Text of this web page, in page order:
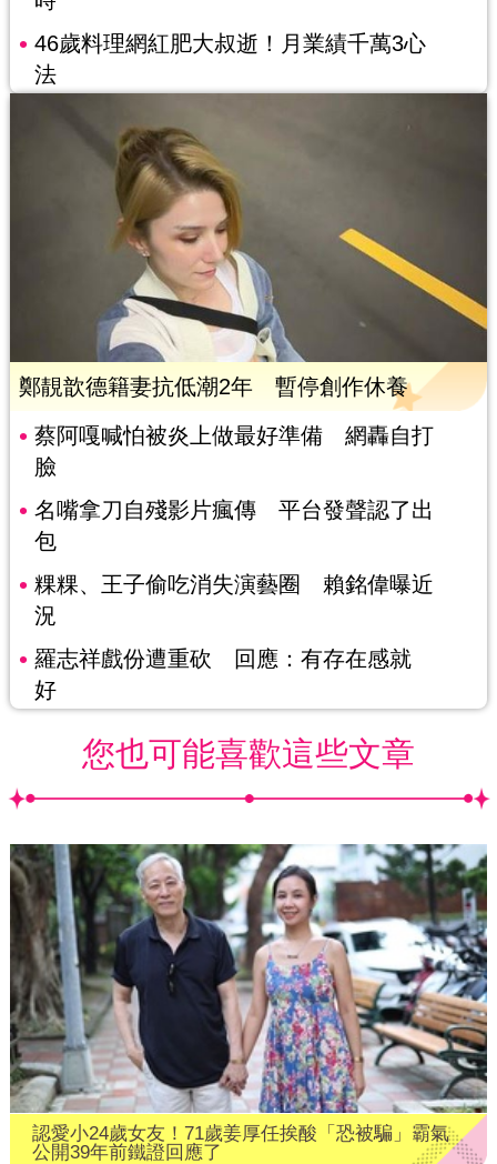
46歲料理網紅肥大叔逝！月業績千萬3心
法
鄭靚歆德籍妻抗低潮2年 暫停創作休養
蔡阿嘎喊怕被炎上做最好準備 網轟自打
臉
名嘴拿刀自殘影片瘋傳 平台發聲認了出
包
粿粿、王子偷吃消失演藝圈 賴銘偉曝近
況
羅志祥戲份遭重砍 回應：有存在感就
好
您也可能喜歡這些文章
認愛小24歲女友！71歲姜厚任挨酸「恐被騙」霸氣
公開39年前鐵證回應了